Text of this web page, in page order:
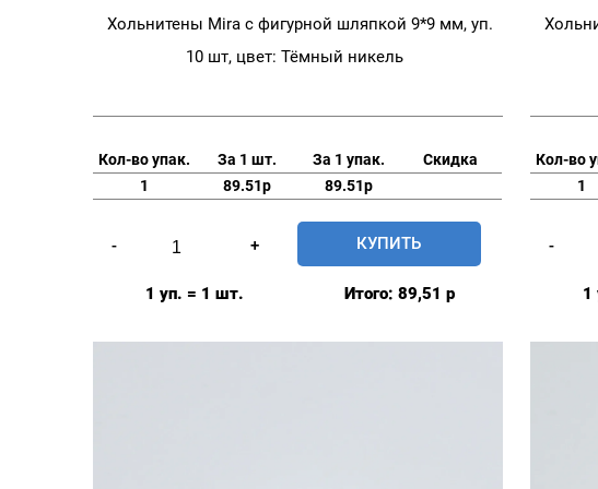
Хольнитены Mira с фигурной шляпкой 9*9 мм, уп.
10 шт, цвет: Тёмный никель
Кол-во упак. За 1 шт. За 1 упак.
Скидка
1
89.51р 89.51р
-
товара
Хольнитены
с
+ КУПИТЬ
1 уп. = 1 шт. Итого: 89,51 р
Кол-во
1
-
с
1